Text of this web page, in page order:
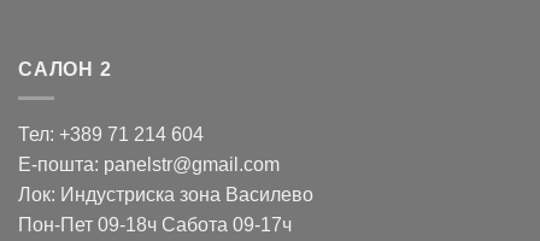
САЛОН 2
Тел: +389 71 214 604
Е-пошта: panelstr@gmail.com
Лок: Индустриска зона Василево
Пон-Пет 09-18ч Сабота 09-17ч